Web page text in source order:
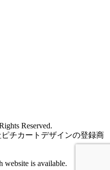
Reserved.
チカートデザインの登録商
website is available.